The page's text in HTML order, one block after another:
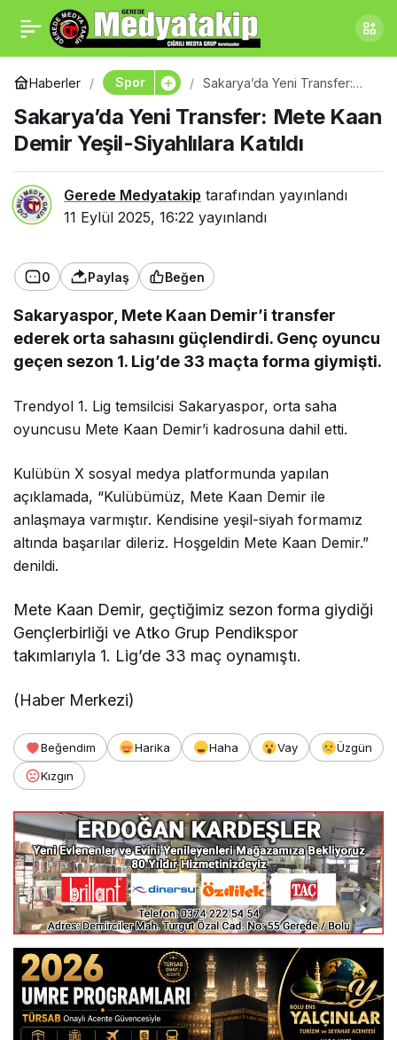
Haberler Spor
Sakarya’da Yeni Transfer:
Siyahlılara Katıldı
Sakarya’da Yeni Transfer: Mete Kaan
Demir Yeşil-Siyahlılara Katıldı
Gerede Medyatakip tarafından yayınlandı
11 Eylül 2025, 16:22 yayınlandı
0 Paylaş Beğen
Sakaryaspor, Mete Kaan Demir’i transfer
ederek orta sahasını güçlendirdi. Genç oyuncu
geçen sezon 1. Lig’de 33 maçta forma giymişti.
Trendyol 1. Lig temsilcisi Sakaryaspor, orta saha
oyuncusu Mete Kaan Demir’i kadrosuna dahil etti.
Kulübün X sosyal medya platformunda yapılan
açıklamada, “Kulübümüz, Mete Kaan Demir ile
anlaşmaya varmıştır. Kendisine yeşil-siyah formamız
altında başarılar dileriz. Hoşgeldin Mete Kaan Demir.”
denildi.
Mete Kaan Demir, geçtiğimiz sezon forma giydiği
Gençlerbirliği ve Atko Grup Pendikspor
takımlarıyla 1. Lig’de 33 maç oynamıştı.
(Haber Merkezi)
Beğendim Harika Haha Vay
Üzgün
Kızgın
Geredelilerin Merakla
Beklediği Kura Çekildi!
Sonuçlar Belli Oldu!
Paylaş